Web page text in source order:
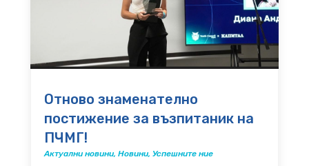
Отново знаменателно
постижение за възпитаник на
ПЧМГ!
Актуални новини, Новини, Успешните ние